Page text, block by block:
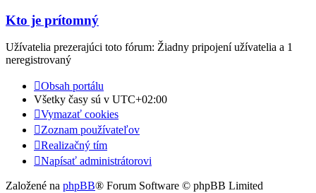
Kto je prítomný
Užívatelia prezerajúci toto fórum: Žiadny pripojení užívatelia a 1
neregistrovaný
Obsah portálu
Všetky časy sú v UTC+02:00
Vymazať cookies
Zoznam používateľov
Realizačný tím
Napísať administrátorovi
Založené na phpBB® Forum Software © phpBB Limited